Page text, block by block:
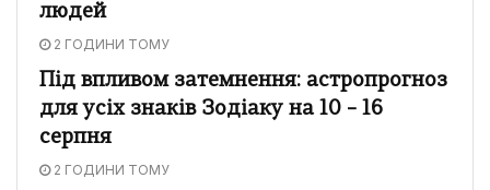
людей
2 ГОДИНИ ТОМУ
Під впливом затемнення: астропрогноз
для усіх знаків Зодіаку на 10 – 16
серпня
2 ГОДИНИ ТОМУ